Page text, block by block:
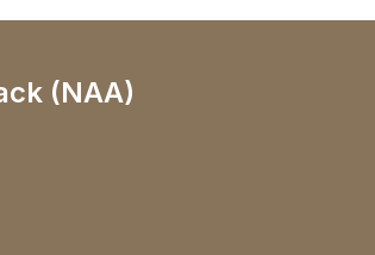
(NAA)